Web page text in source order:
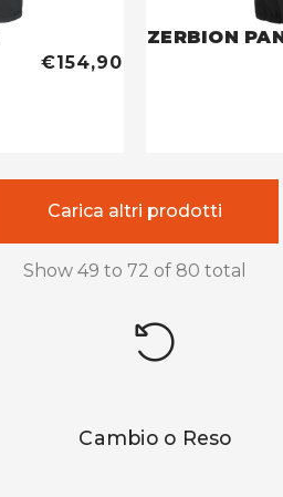
€154,90
ZERBION
Carica altri prodotti
Show 49 to 72 of 80 total
Cambio o Reso